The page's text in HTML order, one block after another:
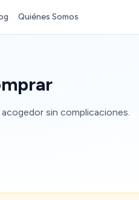
Quiénes Somos
sin complicaciones.